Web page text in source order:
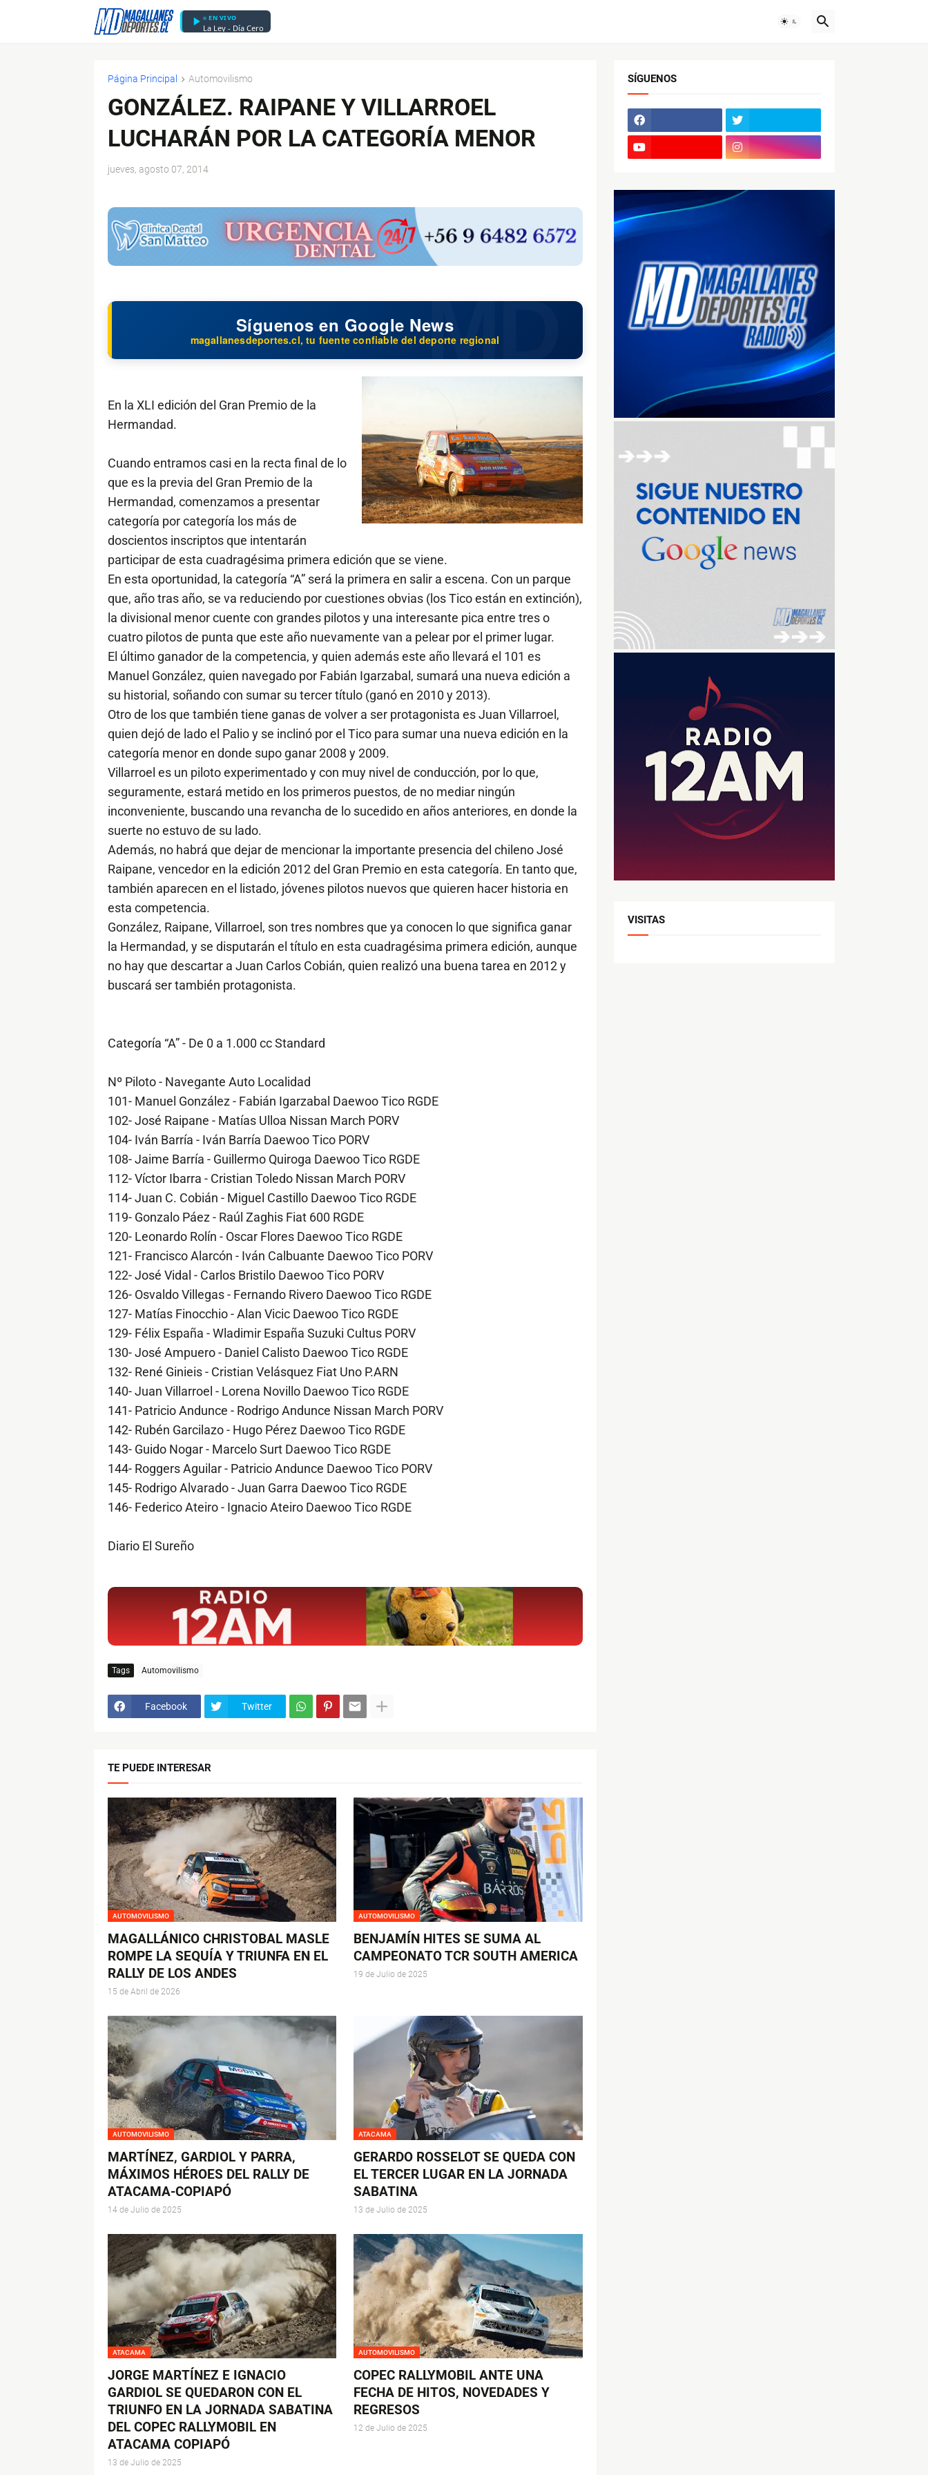
EN VIVO
La Ley - Día Cero
Página Principal Automovilismo
GONZÁLEZ. RAIPANE Y VILLARROEL
LUCHARÁN POR LA CATEGORÍA MENOR
jueves, agosto 07, 2014
Síguenos en Google News
magallanesdeportes.cl, tu fuente confiable del deporte regional
En la XLI edición del Gran Premio de la
Hermandad.
Cuando entramos casi en la recta final de lo
que es la previa del Gran Premio de la
Hermandad, comenzamos a presentar
categoría por categoría los más de
doscientos inscriptos que intentarán
participar de esta cuadragésima primera edición que se viene.
En esta oportunidad, la categoría “A” será la primera en salir a escena. Con un parque
que, año tras año, se va reduciendo por cuestiones obvias (los Tico están en extinción),
la divisional menor cuente con grandes pilotos y una interesante pica entre tres o
cuatro pilotos de punta que este año nuevamente van a pelear por el primer lugar.
El último ganador de la competencia, y quien además este año llevará el 101 es
Manuel González, quien navegado por Fabián Igarzabal, sumará una nueva edición a
su historial, soñando con sumar su tercer título (ganó en 2010 y 2013).
Otro de los que también tiene ganas de volver a ser protagonista es Juan Villarroel,
quien dejó de lado el Palio y se inclinó por el Tico para sumar una nueva edición en la
categoría menor en donde supo ganar 2008 y 2009.
Villarroel es un piloto experimentado y con muy nivel de conducción, por lo que,
seguramente, estará metido en los primeros puestos, de no mediar ningún
inconveniente, buscando una revancha de lo sucedido en años anteriores, en donde la
suerte no estuvo de su lado.
Además, no habrá que dejar de mencionar la importante presencia del chileno José
Raipane, vencedor en la edición 2012 del Gran Premio en esta categoría. En tanto que,
también aparecen en el listado, jóvenes pilotos nuevos que quieren hacer historia en
esta competencia.
González, Raipane, Villarroel, son tres nombres que ya conocen lo que significa ganar
la Hermandad, y se disputarán el título en esta cuadragésima primera edición, aunque
no hay que descartar a Juan Carlos Cobián, quien realizó una buena tarea en 2012 y
buscará ser también protagonista.
Categoría “A” - De 0 a 1.000 cc Standard
Nº Piloto - Navegante Auto Localidad
101- Manuel González - Fabián Igarzabal Daewoo Tico RGDE
102- José Raipane - Matías Ulloa Nissan March PORV
104- Iván Barría - Iván Barría Daewoo Tico PORV
108- Jaime Barría - Guillermo Quiroga Daewoo Tico RGDE
112- Víctor Ibarra - Cristian Toledo Nissan March PORV
114- Juan C. Cobián - Miguel Castillo Daewoo Tico RGDE
119- Gonzalo Páez - Raúl Zaghis Fiat 600 RGDE
120- Leonardo Rolín - Oscar Flores Daewoo Tico RGDE
121- Francisco Alarcón - Iván Calbuante Daewoo Tico PORV
122- José Vidal - Carlos Bristilo Daewoo Tico PORV
126- Osvaldo Villegas - Fernando Rivero Daewoo Tico RGDE
127- Matías Finocchio - Alan Vicic Daewoo Tico RGDE
129- Félix España - Wladimir España Suzuki Cultus PORV
130- José Ampuero - Daniel Calisto Daewoo Tico RGDE
132- René Ginieis - Cristian Velásquez Fiat Uno P.ARN
140- Juan Villarroel - Lorena Novillo Daewoo Tico RGDE
141- Patricio Andunce - Rodrigo Andunce Nissan March PORV
142- Rubén Garcilazo - Hugo Pérez Daewoo Tico RGDE
143- Guido Nogar - Marcelo Surt Daewoo Tico RGDE
144- Roggers Aguilar - Patricio Andunce Daewoo Tico PORV
145- Rodrigo Alvarado - Juan Garra Daewoo Tico RGDE
146- Federico Ateiro - Ignacio Ateiro Daewoo Tico RGDE
Diario El Sureño
Tags Automovilismo
Facebook Twitter
TE PUEDE INTERESAR
AUTOMOVILISMO
MAGALLÁNICO CHRISTOBAL MASLE
ROMPE LA SEQUÍA Y TRIUNFA EN EL
RALLY DE LOS ANDES
15 de Abril de 2026
AUTOMOVILISMO
BENJAMÍN HITES SE SUMA AL
CAMPEONATO TCR SOUTH AMERICA
19 de Julio de 2025
AUTOMOVILISMO
MARTÍNEZ, GARDIOL Y PARRA,
MÁXIMOS HÉROES DEL RALLY DE
ATACAMA-COPIAPÓ
14 de Julio de 2025
ATACAMA
GERARDO ROSSELOT SE QUEDA CON
EL TERCER LUGAR EN LA JORNADA
SABATINA
13 de Julio de 2025
ATACAMA
JORGE MARTÍNEZ E IGNACIO
GARDIOL SE QUEDARON CON EL
TRIUNFO EN LA JORNADA SABATINA
DEL COPEC RALLYMOBIL EN
ATACAMA COPIAPÓ
13 de Julio de 2025
AUTOMOVILISMO
COPEC RALLYMOBIL ANTE UNA
FECHA DE HITOS, NOVEDADES Y
REGRESOS
12 de Julio de 2025
SÍGUENOS
VISITAS